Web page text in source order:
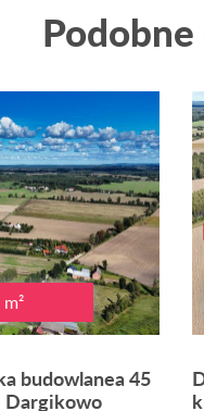
budowlanea 45
Dargikowo